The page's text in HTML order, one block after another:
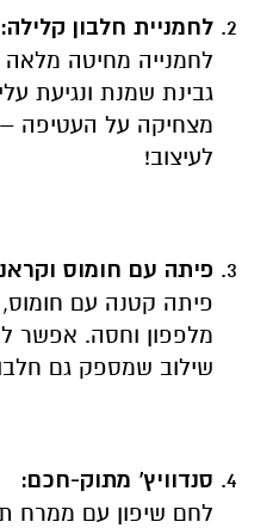
לחמניית חלבון קלילה:
לחמנייה מחיטה
גבינת שמנת ונגיעת
מצחיקה על העטיפה –
לעיצוב!
פיתה עם חומוס
פיתה קטנה עם חומוס,
מלפפון וחסה. אפשר
שילוב שמספק גם
סנדוויץ' מתוק-חכם:
לחם שיפון עם ממרח